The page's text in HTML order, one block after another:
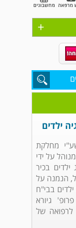
+
ילדים
מחלקת
על ידי
ילדים בכיר
הנמנה על
בבי"ח
גיורא
לרפואה של